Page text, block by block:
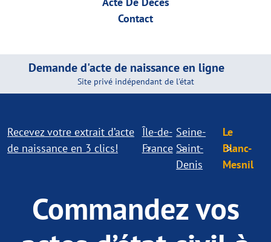
Contact
Demande d'acte de naissance en ligne
Site privé indépendant de l'état
Recevez votre extrait d’acte
de naissance en 3 clics!
Île-de-
France
Seine-
Saint-
Denis
Le
Blanc-
Mesnil
Commandez vos